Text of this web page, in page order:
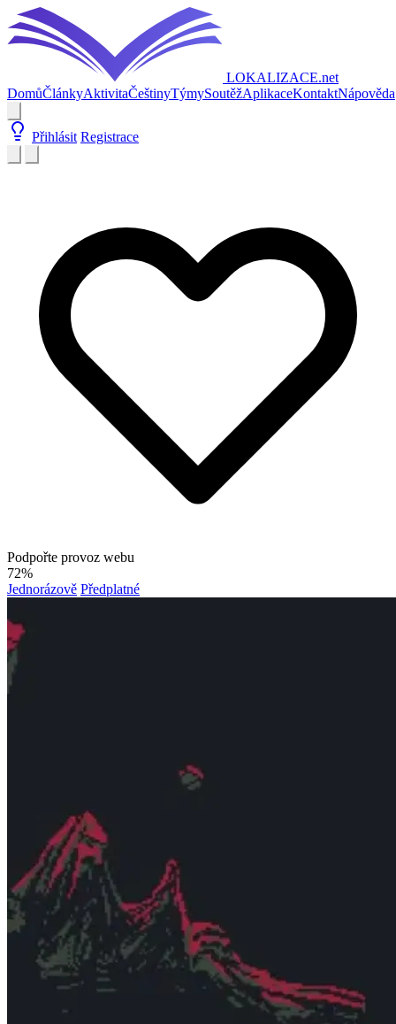
LOKALIZACE.net
DomůČlánkyAktivitaČeštinyTýmySoutěžAplikaceKontaktNápověda
Přihlásit Registrace
Podpořte provoz webu
72%
Jednorázově Předplatné